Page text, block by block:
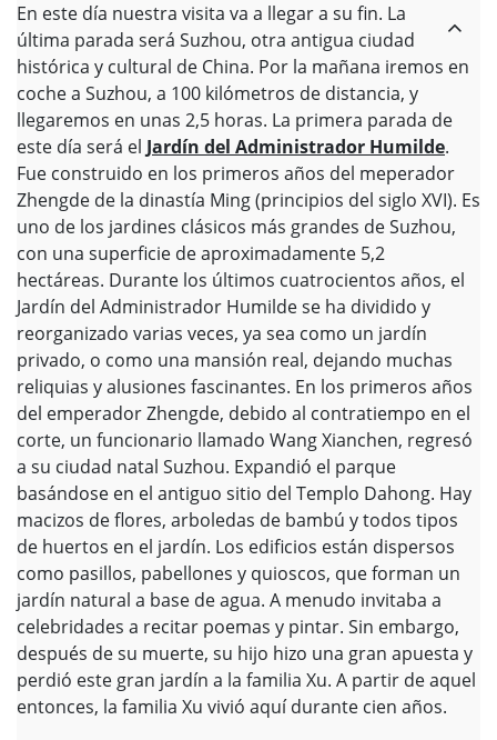
En este día nuestra visita va a llegar a su fin. La
última parada será Suzhou, otra antigua ciudad
histórica y cultural de China. Por la mañana iremos en
coche a Suzhou, a 100 kilómetros de distancia, y
llegaremos en unas 2,5 horas. La primera parada de
este día será el Jardín del Administrador Humilde.
Fue construido en los primeros años del meperador
Zhengde de la dinastía Ming (principios del siglo XVI). Es
uno de los jardines clásicos más grandes de Suzhou,
con una superficie de aproximadamente 5,2
hectáreas. Durante los últimos cuatrocientos años, el
Jardín del Administrador Humilde se ha dividido y
reorganizado varias veces, ya sea como un jardín
privado, o como una mansión real, dejando muchas
reliquias y alusiones fascinantes. En los primeros años
del emperador Zhengde, debido al contratiempo en el
corte, un funcionario llamado Wang Xianchen, regresó
a su ciudad natal Suzhou. Expandió el parque
basándose en el antiguo sitio del Templo Dahong. Hay
macizos de flores, arboledas de bambú y todos tipos
de huertos en el jardín. Los edificios están dispersos
como pasillos, pabellones y quioscos, que forman un
jardín natural a base de agua. A menudo invitaba a
celebridades a recitar poemas y pintar. Sin embargo,
después de su muerte, su hijo hizo una gran apuesta y
perdió este gran jardín a la familia Xu. A partir de aquel
entonces, la familia Xu vivió aquí durante cien años.